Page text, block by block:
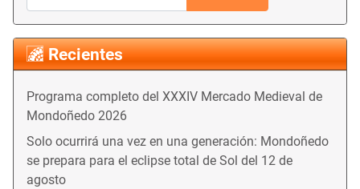
Recientes
Programa completo del XXXIV Mercado Medieval de
Mondoñedo 2026
Solo ocurrirá una vez en una generación: Mondoñedo
se prepara para el eclipse total de Sol del 12 de
agosto